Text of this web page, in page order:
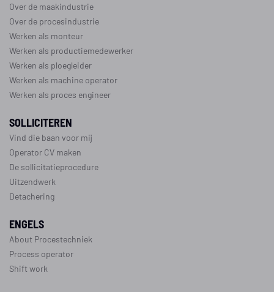
Over de maakindustrie
Over de procesindustrie
Werken als monteur
Werken als productiemedewerker
Werken als ploegleider
Werken als machine operator
Werken als proces engineer
SOLLICITEREN
Vind die baan voor mij
Operator CV maken
De sollicitatieprocedure
Uitzendwerk
Detachering
ENGELS
About Procestechniek
Process operator
Shift work